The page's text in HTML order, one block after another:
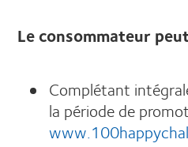
Le consommateur
Complétant
la période de